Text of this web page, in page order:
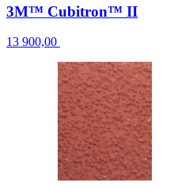
3M™ Cubitron™ II
13 900,00